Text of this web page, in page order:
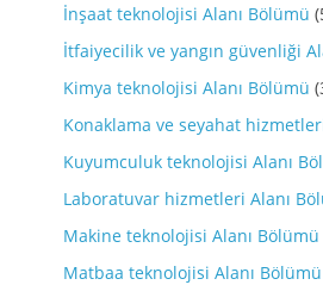
İnşaat teknolojisi Alanı Bölümü
İtfaiyecilik ve yangın güvenliği
Kimya teknolojisi Alanı Bölümü
Konaklama ve seyahat
Kuyumculuk teknolojisi Alanı
Laboratuvar hizmetleri Alanı
Makine teknolojisi Alanı Bölümü
Matbaa teknolojisi Alanı Bölümü